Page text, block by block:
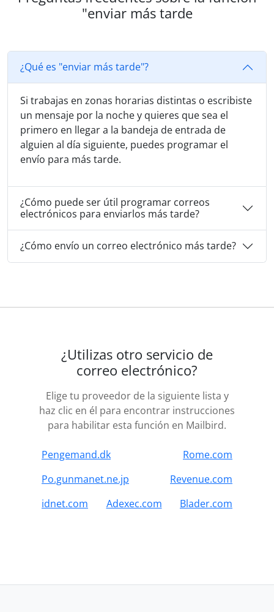
"enviar más tarde
¿Qué es "enviar más tarde"?
Si trabajas en zonas horarias distintas o escribiste
un mensaje por la noche y quieres que sea el
primero en llegar a la bandeja de entrada de
alguien al día siguiente, puedes programar el
envío para más tarde.
¿Cómo puede ser útil programar correos
electrónicos para enviarlos más tarde?
¿Cómo envío un correo electrónico más tarde?
¿Utilizas otro servicio de
correo electrónico?
Elige tu proveedor de la siguiente lista y
haz clic en él para encontrar instrucciones
para habilitar esta función en Mailbird.
Pengemand.dk
Rome.com
Po.gunmanet.ne.jp
Revenue.com
idnet.com
Adexec.com Blader.com